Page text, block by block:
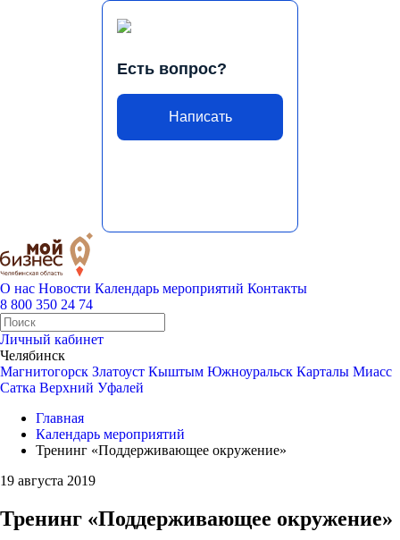
Есть вопрос?
Написать
О нас Новости Календарь мероприятий Контакты
8 800 350 24 74
Личный кабинет
Челябинск
Магнитогорск Златоуст Кыштым Южноуральск Карталы Миасс
Сатка Верхний Уфалей
Главная
Календарь мероприятий
Тренинг «Поддерживающее окружение»
19 августа 2019
Тренинг «Поддерживающее окружение»